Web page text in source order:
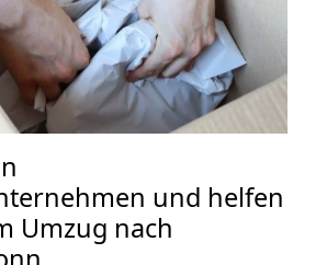
und helfen
Umzug nach